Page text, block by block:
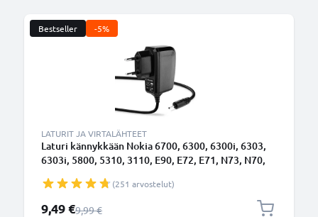
Bestseller -5%
LATURIT JA VIRTALÄHTEET
Laturi kännykkään Nokia 6700, 6300, 6300i, 6303,
6303i, 5800, 5310, 3110, E90, E72, E71, N73, N70,
(251 arvostelut)
Erikoishinta
9,49 €Normaali hinta
9,99 €